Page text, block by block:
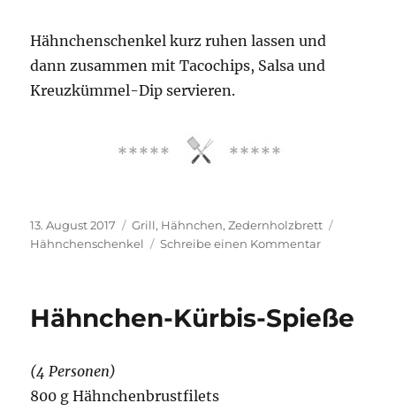
Hähnchenschenkel kurz ruhen lassen und
dann zusammen mit Tacochips, Salsa und
Kreuzkümmel-Dip servieren.
Veröffentlicht
am
13. August 2017 Kategorien
Grill, Hähnchen,Zedernholzbrett
Hähnchenschenkel
Schreibe einen Kommentarzu
in
Hähnchen-Kürbis-Spieße
(4 Personen)
800 g Hähnchenbrustfilets